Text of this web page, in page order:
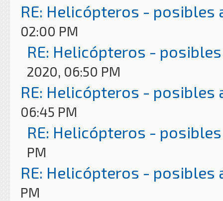
RE: Helicópteros - posibles
02:00 PM
RE: Helicópteros -
2020, 06:50 PM
RE: Helicópteros - posibles
06:45 PM
RE: Helicópteros -
PM
RE: Helicópteros - posibles
PM